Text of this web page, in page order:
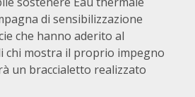
di sensibilizzazione
che hanno aderito al
chi mostra il proprio impegno
un braccialetto realizzato